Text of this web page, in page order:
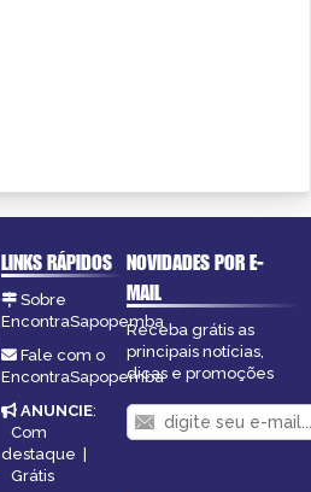
LINKS RÁPIDOS
Sobre
EncontraSapopemba
Fale com o
EncontraSapopemba
ANUNCIE:
Com
destaque |
Grátis
NOVIDADES POR E-
MAIL
Receba grátis as
principais notícias,
dicas e promoções